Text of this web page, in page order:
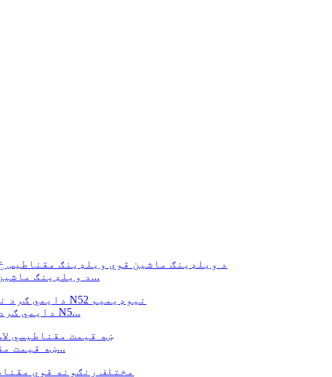
د ویلډینګ ماشین قوي ویلډینګ مقناطیس ځمکني مقناطیسي...
د N52 دایمي ګرد نیوډیمیم مقناطیس ډیسک مقناطیس N5...
ښه قیمت مقناطیسي لاس بند ځواکمن دایمي مقناطیسي...